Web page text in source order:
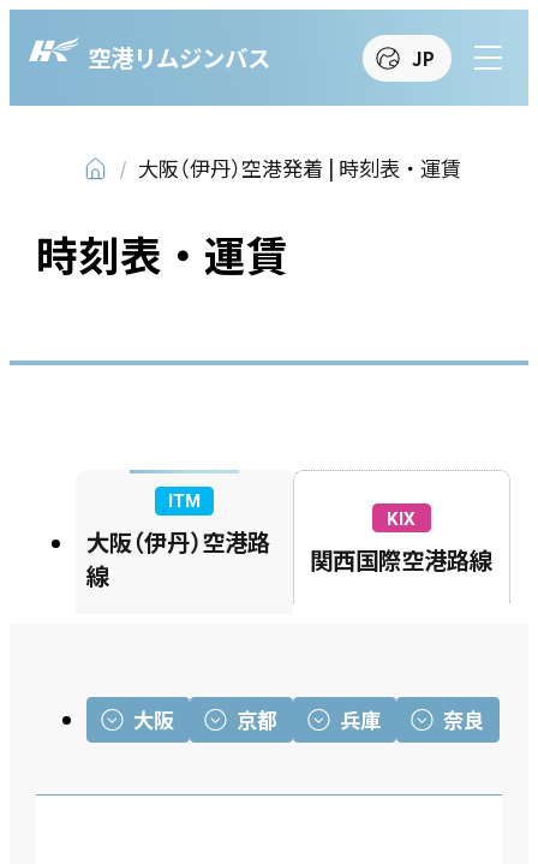
空港リムジンバス
JP
繁 簡 한
大阪（伊丹）空港発着 | 時刻表・運賃
時刻表・運賃
ITM
大阪（伊丹）空港路
線
KIX
関西国際空港路線
大阪 京都 兵庫 奈良